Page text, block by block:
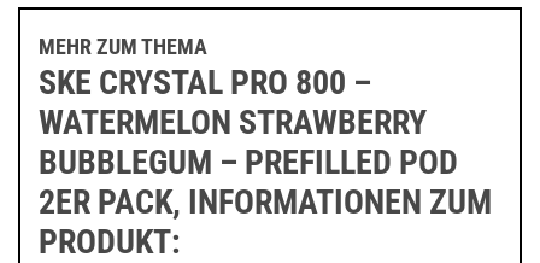
MEHR ZUM THEMA
SKE CRYSTAL PRO 800 –
WATERMELON STRAWBERRY
BUBBLEGUM – PREFILLED POD
2ER PACK, INFORMATIONEN ZUM
PRODUKT: